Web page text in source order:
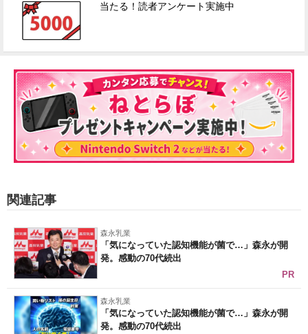
当たる！読者アンケート実施中
関連記事
森永乳業
「気になっていた認知機能が菌で…」森永が開
発。感動の70代続出
PR
森永乳業
「気になっていた認知機能が菌で…」森永が開
発。感動の70代続出